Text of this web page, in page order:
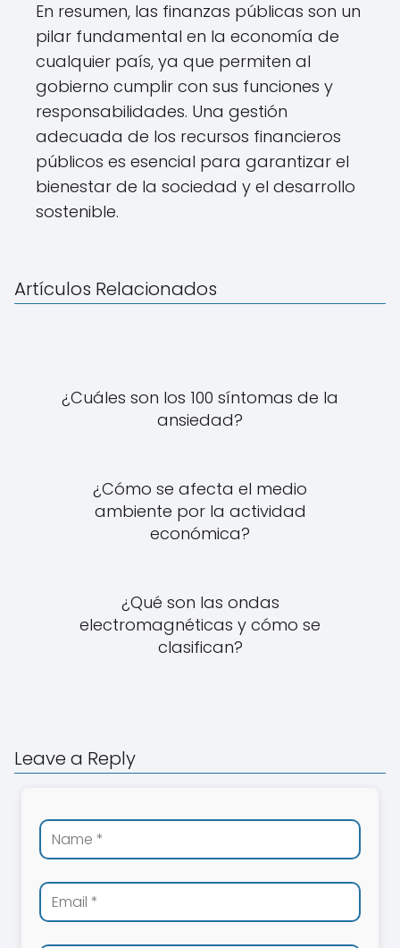
En resumen, las finanzas públicas son un
pilar fundamental en la economía de
cualquier país, ya que permiten al
gobierno cumplir con sus funciones y
responsabilidades. Una gestión
adecuada de los recursos financieros
públicos es esencial para garantizar el
bienestar de la sociedad y el desarrollo
sostenible.
Artículos Relacionados
¿Cuáles son los 100 síntomas de la
ansiedad?
¿Cómo se afecta el medio
ambiente por la actividad
económica?
¿Qué son las ondas
electromagnéticas y cómo se
clasifican?
Leave a Reply